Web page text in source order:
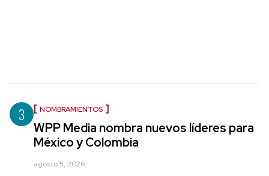
3 NOMBRAMIENTOS
WPP Media nombra nuevos líderes para
México y Colombia
agosto 5, 2026